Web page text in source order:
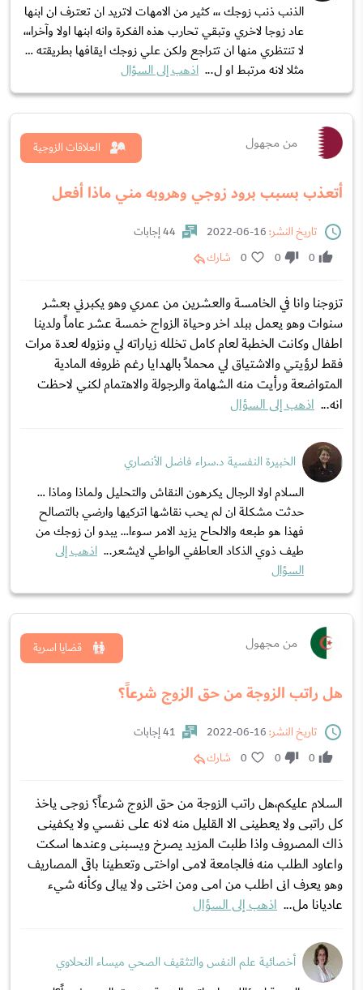
الذنب ذنب زوجك ،،، كثير من الامهات لاتريد ان تعترف ان ابنها
عاد زوجا لاخري وتبقي تحارب هذه الفكرة وانه ابنها اولا وآخرا،،،
لا تنتظري منها ان تتراجع ولكن علي زوجك ايقافها بطريقته …
مثلا لانه مرتبط او ل... اذهب إلى السؤال
من مجهول
أتعذب بسبب برود زوجي وهروبه مني ماذا أفعل
العلاقات الزوجية
تاريخ النشر:
44 إجابات
0
0
0 شارك
تزوجنا وانا في الخامسة والعشرين من عمري وهو يكبرني بعشر
سنوات وهو يعمل ببلد اخر وحياة الزواج خمسة عشر عاماً ولدينا
اطفال وكانت الخطبة لعام كامل تخلله زياراته لي ونزوله لعدة مرات
فقط لرؤيتي والاشتياق لي محملاً بالهدايا رغم ظروفه المادية
المتواضعة ورأيت منه الشهامة والرجولة والاهتمام لكني لاحظت
انه... اذهب إلى السؤال
الخبيرة النفسية د.سراء فاضل الأنصاري
السلام اولا الرجال يكرهون النقاش والتحليل ولماذا وماذا …
حدثت مشكلة ان لم يحب نقاشها اتركيها وارضي بالتصالح
فهذا هو طبعه والالحاح يزيد الامر سوءا… يبدو ان زوجك من
طيف ذوي الذكاد العاطفي الواطي لايشعر... اذهب إلى
السؤال
من مجهول
هل راتب الزوجة من حق الزوج شرعاً؟
قضايا اسرية
تاريخ النشر:
41 إجابات
0
0
0 شارك
السلام عليكم،هل راتب الزوجة من حق الزوج شرعاً؟ زوجى ياخذ
كل راتبى ولا يعطينى الا القليل منه لانه على نفسي ولا يكفينى
ذاك المصروف واذا طلبت المزيد يصرخ ويسبنى وعندها اسكت
واعاود الطلب منه فالجامعة لامى اواختى وتعطينا باقى المصاريف
وهو يعرف انى اطلب من امى ومن اختى ولا يبالى وكأنه شيء
عاديانا مل... اذهب إلى السؤال
أخصائية علم النفس والتثقيف الصحي ميساء النحلاوي